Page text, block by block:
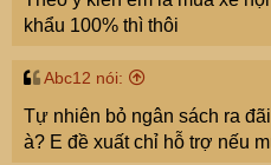
khẩu 100% thì thôi
Abc12 nói:
Tự nhiên bỏ ngân sách ra
à? E đề xuất chỉ hỗ trợ nếu